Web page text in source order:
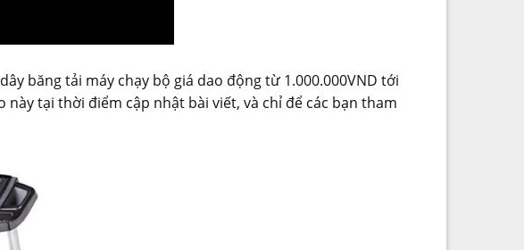
băng tải máy chạy bộ giá dao động từ 1.000.000VND tới
tại thời điểm cập nhật bài viết, và chỉ để các bạn tham